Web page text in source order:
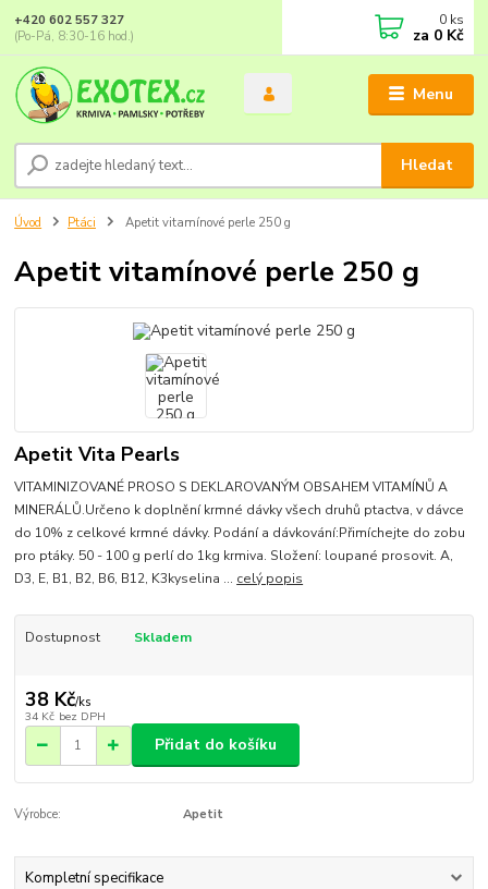
Menu
Hledat
+420 602 557 327
(Po-Pá, 8:30-16 hod.)
0 ks
za 0 Kč
Úvod Ptáci Apetit vitamínové perle 250 g
Apetit vitamínové perle 250 g
Apetit Vita Pearls
VITAMINIZOVANÉ PROSO S DEKLAROVANÝM OBSAHEM VITAMÍNŮ A
MINERÁLŮ.Určeno k doplnění krmné dávky všech druhů ptactva, v dávce
do 10% z celkové krmné dávky. Podání a dávkování:Přimíchejte do zobu
pro ptáky. 50 - 100 g perlí do 1kg krmiva. Složení: loupané prosovit. A,
D3, E, B1, B2, B6, B12, K3kyselina ... celý popis
Dostupnost Skladem
38 Kč/ks
34 Kč bez DPH
Přidat do košíku
Výrobce: Apetit
Kompletní specifikace